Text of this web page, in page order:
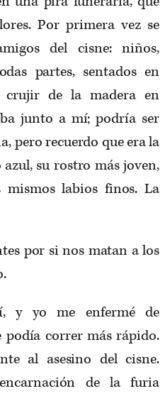
Por primera vez se
del cisne: niños,
partes, sentados en
crujir de la madera en
junto a mí; podría ser
pero recuerdo que era la
su rostro más joven,
mismos labios finos. La
por si nos matan a los
y yo me enfermé de
podía correr más rápido.
al asesino del cisne.
de la furia